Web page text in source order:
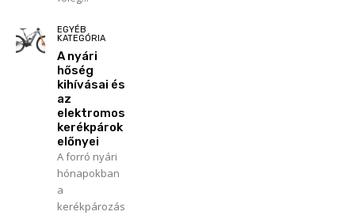
EGYÉB
KATEGÓRIA
A nyári
hőség
kihívásai és
az
elektromos
kerékpárok
előnyei
A forró nyári
hónapokban
a
kerékpározás